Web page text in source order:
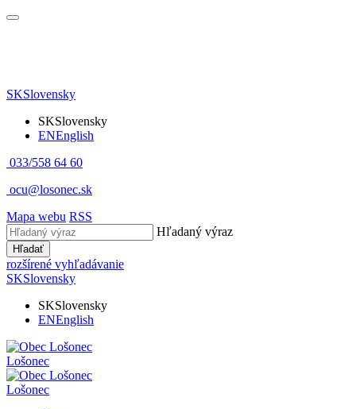
SKSlovensky
SKSlovensky
ENEnglish
033/558 64 60
ocu@losonec.sk
Mapa webu RSS
Hľadaný výraz
Hľadať
rozšírené vyhľadávanie
SKSlovensky
SKSlovensky
ENEnglish
Lošonec
Lošonec